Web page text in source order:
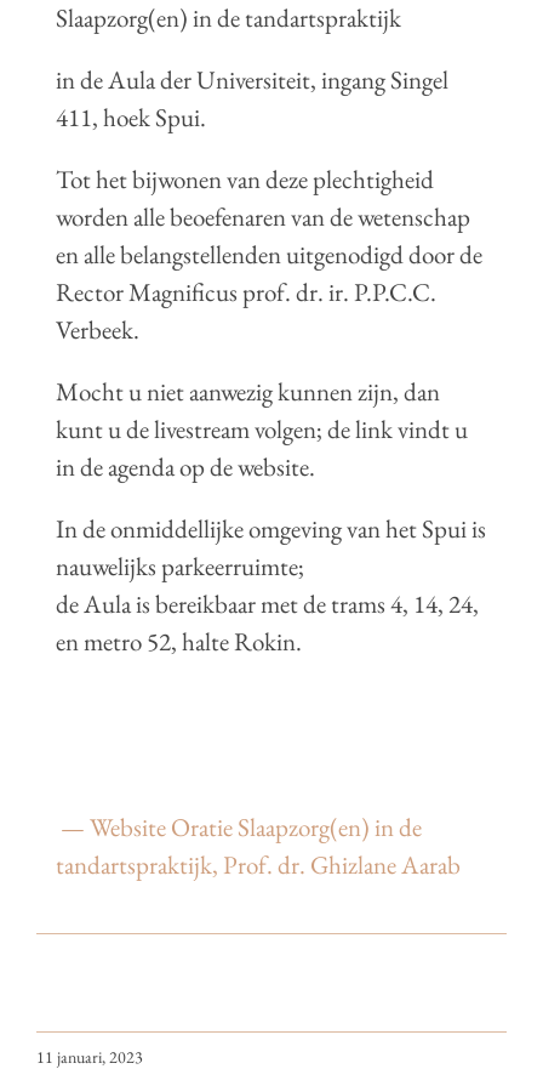
Slaapzorg(en) in de tandartspraktijk
in de Aula der Universiteit, ingang Singel
411, hoek Spui.
Tot het bijwonen van deze plechtigheid
worden alle beoefenaren van de wetenschap
en alle belangstellenden uitgenodigd door de
Rector Magnificus prof. dr. ir. P.P.C.C.
Verbeek.
Mocht u niet aanwezig kunnen zijn, dan
kunt u de livestream volgen; de link vindt u
in de agenda op de website.
In de onmiddellijke omgeving van het Spui is
nauwelijks parkeerruimte;
de Aula is bereikbaar met de trams 4, 14, 24,
en metro 52, halte Rokin.
— Website Oratie Slaapzorg(en) in de
tandartspraktijk, Prof. dr. Ghizlane Aarab
11 januari, 2023